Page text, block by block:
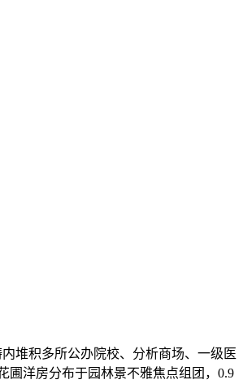
堆积多所公办院校、分析商场、一级医
圃洋房分布于园林景不雅焦点组团，0.9